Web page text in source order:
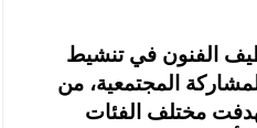
الفنون في تنشيط
المجتمعية، من
مختلف الفئات